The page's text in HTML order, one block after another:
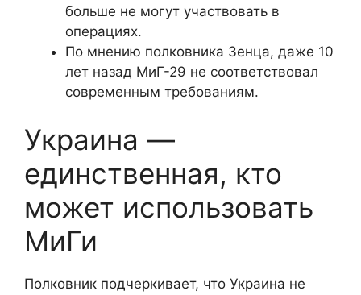
больше не могут участвовать в
операциях.
По мнению полковника Зенца, даже 10
лет назад МиГ-29 не соответствовал
современным требованиям.
Украина —
единственная, кто
может использовать
МиГи
Полковник подчеркивает, что Украина не